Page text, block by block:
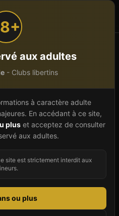
aux adultes
- Clubs libertins
à caractère adulte
En accédant à ce site,
plus et acceptez de consulter
aux adultes.
site est strictement interdit aux
ou plus
Auvergne-Rhône-Alpes
échangiste
en région
3 villes en 2026.
l'offre : saunas, spas,
libertins, espaces SM ou